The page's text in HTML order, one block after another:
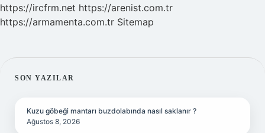
https://ircfrm.net https://arenist.com.tr
https://armamenta.com.tr Sitemap
SIDEBAR
SON YAZILAR
Kuzu göbeği mantarı buzdolabında nasıl saklanır ?
Ağustos 8, 2026